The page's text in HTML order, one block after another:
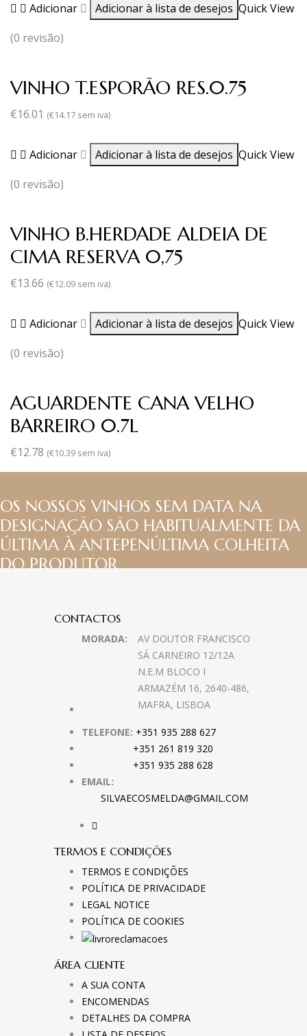
Adicionar Adicionar à lista de desejos Quick View
(0 revisão)
VINHO T.ESPORÃO RES.0.75
€16.01 (€14.17 sem iva)
Adicionar Adicionar à lista de desejos Quick View
(0 revisão)
VINHO B.HERDADE ALDEIA DE
CIMA RESERVA 0,75
€13.66 (€12.09 sem iva)
Adicionar Adicionar à lista de desejos Quick View
(0 revisão)
AGUARDENTE CANA VELHO
BARREIRO 0.7L
€12.78 (€10.39 sem iva)
OS NOSSOS VINHOS SEM DATA NA
DESIGNAÇÃO SÃO HABITUALMENTE DA
ÚLTIMA À ANTEPENÚLTIMA COLHEITA
DO PRODUTOR
CONTACTOS
MORADA:
AV DOUTOR FRANCISCO
SÁ CARNEIRO 12/12A
N.E.M BLOCO I
ARMAZÉM 16, 2640-486,
MAFRA, LISBOA
TELEFONE: +351 935 288 627
+351 261 819 320
+351 935 288 628
EMAIL:
SILVAECOSMELDA@GMAIL.COM
TERMOS E CONDIÇÕES
TERMOS E CONDIÇÕES
POLÍTICA DE PRIVACIDADE
LEGAL NOTICE
POLÍTICA DE COOKIES
ÁREA CLIENTE
A SUA CONTA
ENCOMENDAS
DETALHES DA COMPRA